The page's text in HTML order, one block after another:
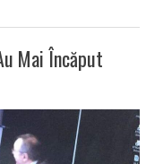
Mai Încăput